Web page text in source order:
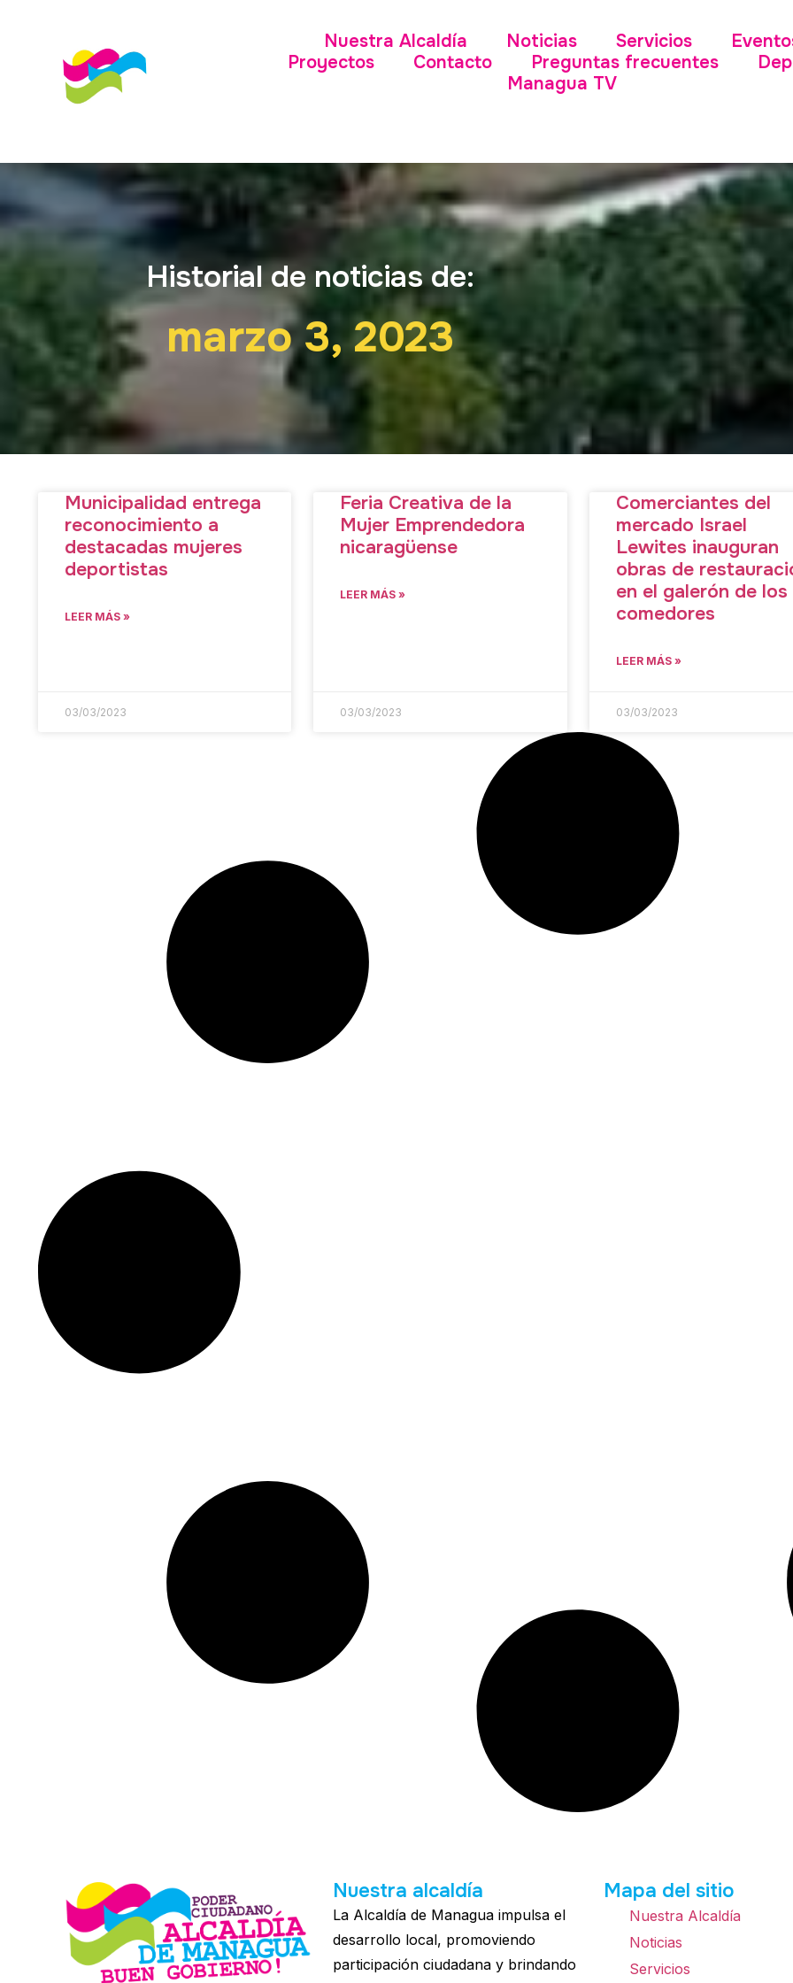
Nuestra Alcaldía Noticias Servicios
Proyectos
Contacto Preguntas frecuentes
Managua TV
Historial de noticias de:
marzo 3, 2023
Municipalidad entrega
reconocimiento a
destacadas mujeres
deportistas
LEER MÁS »
03/03/2023
Feria Creativa de la
Mujer Emprendedora
nicaragüense
LEER MÁS »
03/03/2023
Comerciantes del
mercado Israel
Lewites inauguran
obras de
en el galerón de los
comedores
LEER MÁS »
03/03/2023
Nuestra alcaldía
La Alcaldía de Managua impulsa el
desarrollo local, promoviendo
participación ciudadana y brindando
Mapa del sitio
Nuestra Alcaldía
Noticias
Servicios